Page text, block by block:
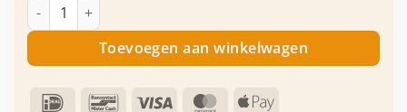
Tuinmix Hedera kunsthaag 50x50cm aantal
Toevoegen aan winkelwagen
IDeal Bancontact
Visa MasterCard
Apple